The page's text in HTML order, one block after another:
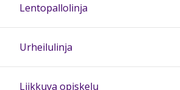
Lentopallolinja
Urheilulinja
Liikkuva opiskelu